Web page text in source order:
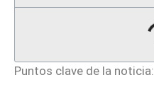
Puntos clave de la noticia: